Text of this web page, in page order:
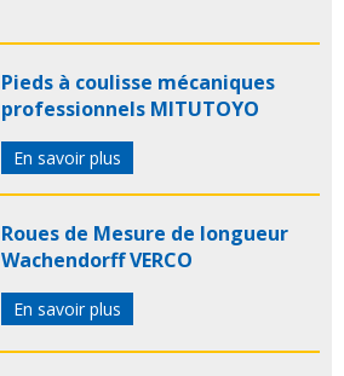
Pieds à coulisse mécaniques
professionnels MITUTOYO
En savoir plus
Roues de Mesure de longueur
Wachendorff VERCO
En savoir plus